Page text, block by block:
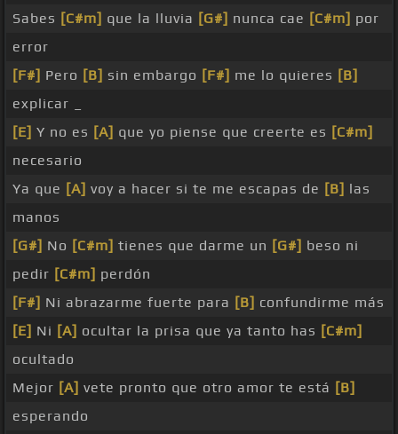
Sabes [C#m] que la lluvia [G#] nunca cae [C#m] por
error
[F#] Pero [B] sin embargo [F#] me lo quieres [B]
explicar _
[E] Y no es [A] que yo piense que creerte es [C#m]
necesario
Ya que [A] voy a hacer si te me escapas de [B] las
manos
[G#] No [C#m] tienes que darme un [G#] beso ni
pedir [C#m] perdón
[F#] Ni abrazarme fuerte para [B] confundirme más
[E] Ni [A] ocultar la prisa que ya tanto has [C#m]
ocultado
Mejor [A] vete pronto que otro amor te está [B]
esperando